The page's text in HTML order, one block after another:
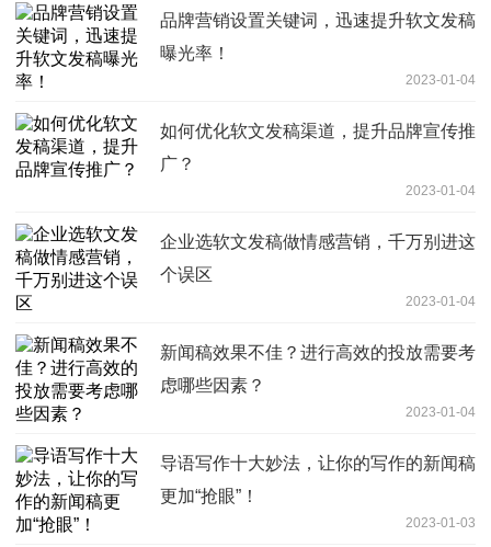
品牌营销设置关键词，迅速提升软文发稿
曝光率！
2023-01-04
如何优化软文发稿渠道，提升品牌宣传推
广？
2023-01-04
企业选软文发稿做情感营销，千万别进这
个误区
2023-01-04
新闻稿效果不佳？进行高效的投放需要考
虑哪些因素？
2023-01-04
导语写作十大妙法，让你的写作的新闻稿
更加“抢眼”！
2023-01-03